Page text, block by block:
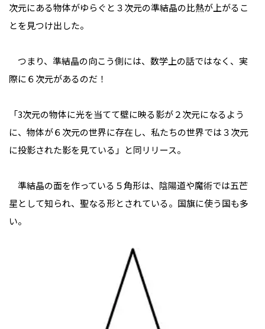
次元にある物体がゆらぐと３次元の準結晶の比熱が上がるこ
とを見つけ出した。
つまり、準結晶の向こう側には、数学上の話ではなく、実
際に６次元があるのだ！
「3次元の物体に光を当てて壁に映る影が２次元になるよう
に、物体が６次元の世界に存在し、私たちの世界では３次元
に投影された影を見ている」と同リリース。
準結晶の面を作っている５角形は、陰陽道や魔術では五芒
星として知られ、聖なる形とされている。国旗に使う国も多
い。